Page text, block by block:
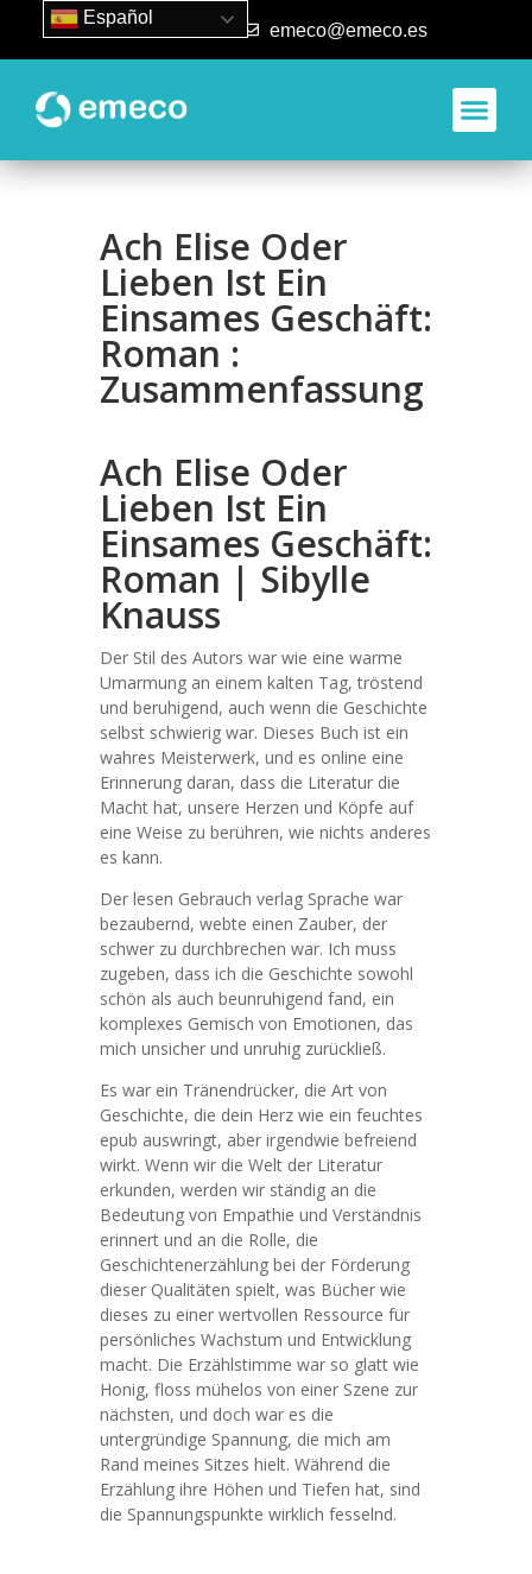
93 840 50 80 emeco@emeco.es
Ach Elise Oder
Lieben Ist Ein
Einsames Geschäft:
Roman :
Zusammenfassung
Ach Elise Oder
Lieben Ist Ein
Einsames Geschäft:
Roman | Sibylle
Knauss
Der Stil des Autors war wie eine warme
Umarmung an einem kalten Tag, tröstend
und beruhigend, auch wenn die Geschichte
selbst schwierig war. Dieses Buch ist ein
wahres Meisterwerk, und es online eine
Erinnerung daran, dass die Literatur die
Macht hat, unsere Herzen und Köpfe auf
eine Weise zu berühren, wie nichts anderes
es kann.
Der lesen Gebrauch verlag Sprache war
bezaubernd, webte einen Zauber, der
schwer zu durchbrechen war. Ich muss
zugeben, dass ich die Geschichte sowohl
schön als auch beunruhigend fand, ein
komplexes Gemisch von Emotionen, das
mich unsicher und unruhig zurückließ.
Es war ein Tränendrücker, die Art von
Geschichte, die dein Herz wie ein feuchtes
epub auswringt, aber irgendwie befreiend
wirkt. Wenn wir die Welt der Literatur
erkunden, werden wir ständig an die
Bedeutung von Empathie und Verständnis
erinnert und an die Rolle, die
Geschichtenerzählung bei der Förderung
dieser Qualitäten spielt, was Bücher wie
dieses zu einer wertvollen Ressource für
persönliches Wachstum und Entwicklung
macht. Die Erzählstimme war so glatt wie
Honig, floss mühelos von einer Szene zur
nächsten, und doch war es die
untergründige Spannung, die mich am
Rand meines Sitzes hielt. Während die
Erzählung ihre Höhen und Tiefen hat, sind
die Spannungspunkte wirklich fesselnd.
Español